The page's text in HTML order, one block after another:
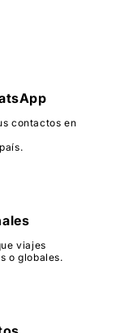
contactos en
viajes
o globales.